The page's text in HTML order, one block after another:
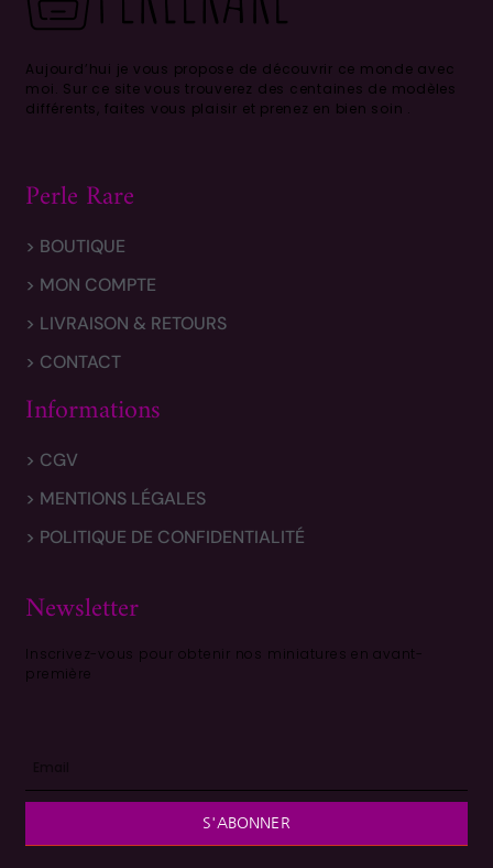
Aujourd’hui je vous propose de découvrir ce monde avec
moi. Sur ce site vous trouverez des centaines de modèles
différents, faites vous plaisir et prenez en bien soin .
Perle Rare
> BOUTIQUE
> MON COMPTE
> LIVRAISON & RETOURS
> CONTACT
Informations
> CGV
> MENTIONS LÉGALES
> POLITIQUE DE CONFIDENTIALITÉ
Newsletter
Inscrivez-vous pour obtenir nos miniatures en avant-
première
S'ABONNER